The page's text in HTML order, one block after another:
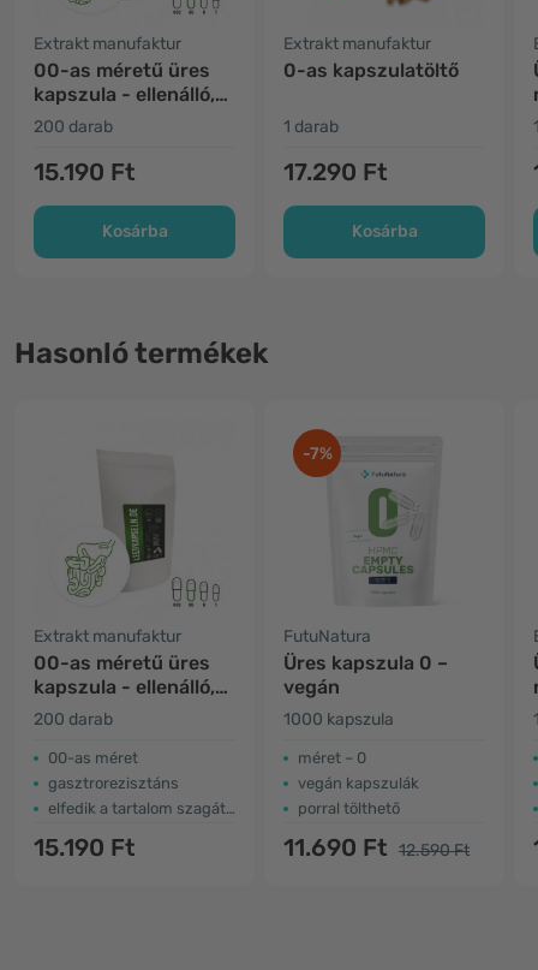
Extrakt manufaktur
00-as méretű üres
kapszula - ellenálló,
vegán
200 darab
15.190 Ft
Kosárba
Extrakt manufaktur
0-as kapszulatöltő
1 darab
17.290 Ft
Kosárba
Hasonló termékek
Extrakt manufaktur
00-as méretű üres
kapszula - ellenálló,
vegán
200 darab
00-as méret
gasztrorezisztáns
elfedik a tartalom szagát és ízét
15.190 Ft
-7%
FutuNatura
Üres kapszula 0 –
vegán
1000 kapszula
méret – 0
vegán kapszulák
porral tölthető
11.690 Ft 12.590 Ft